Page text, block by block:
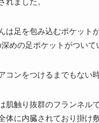
れました。
は足を包み込むポケット
めの足ポケットがつい
コンをつけるまでもない
肌触り抜群のフランネル
体に内臓されており掛け